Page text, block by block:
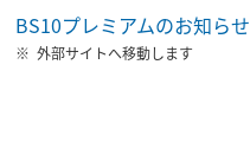
BS10プレミアムのお知らせ
外部サイトへ移動します